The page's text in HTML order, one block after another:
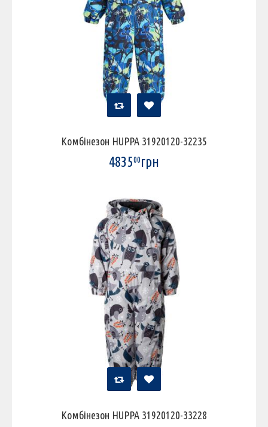
Комбінезон HUPPA 31920120-32235
483500грн
Комбінезон HUPPA 31920120-33228